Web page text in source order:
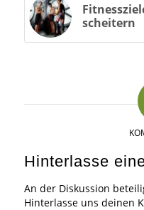
scheitern
Hinterlasse
An der Diskussion
Hinterlasse uns deinen